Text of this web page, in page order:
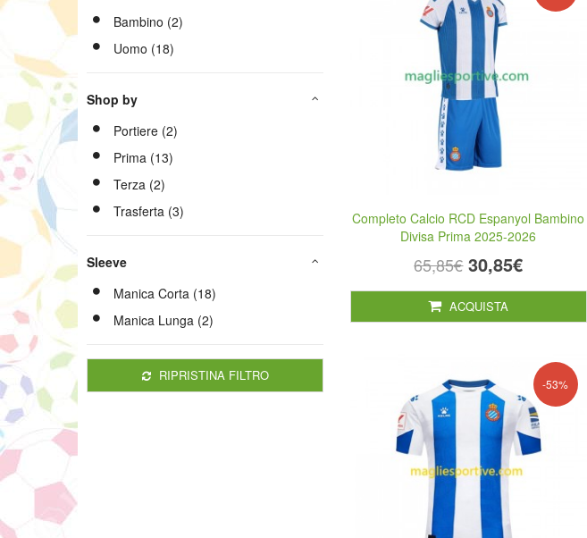
Bambino (2)
Uomo (18)
Shop by
Portiere (2)
Prima (13)
Terza (2)
Trasferta (3)
Sleeve
Manica Corta (18)
Manica Lunga (2)
RIPRISTINA FILTRO
Completo Calcio RCD Espanyol Bambino
Divisa Prima 2025-2026
65,85€ 30,85€
ACQUISTA
-53%